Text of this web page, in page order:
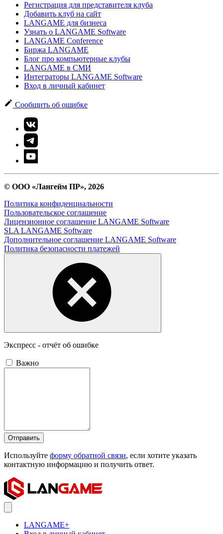
Регистрация для представителя клуба
Добавить клуб на сайт
LANGAME для бизнеса
Узнать о LANGAME Software
LANGAME Conference
Биржа LANGAME
Блог про компьютерные клубы
LANGAME в СМИ
Интеграторы LANGAME Software
Вход в личный кабинет
Сообщить об ошибке
© ООО «Лангейм ПР», 2026
Политика конфиденциальности
Пользовательское соглашение
Лицензионное соглашение LANGAME Software
SLA LANGAME Software
Дополнительное соглашение LANGAME Software
Политика безопасности платежей
Экспресс - отчёт об ошибке
Важно
Отправить
Используйте форму обратной связи, если хотите указать
контактную информацию и получить ответ.
LANGAME+